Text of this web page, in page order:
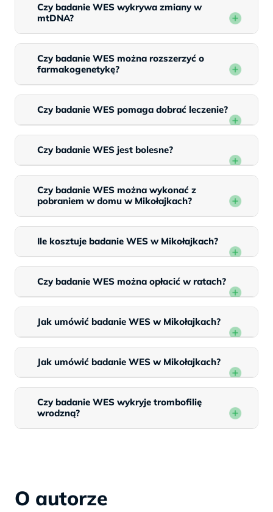
Czy badanie WES wykrywa zmiany w
mtDNA?
Czy badanie WES można rozszerzyć o
farmakogenetykę?
Czy badanie WES pomaga dobrać leczenie?
Czy badanie WES jest bolesne?
Czy badanie WES można wykonać z
pobraniem w domu w Mikołajkach?
Ile kosztuje badanie WES w Mikołajkach?
Czy badanie WES można opłacić w ratach?
Jak umówić badanie WES w Mikołajkach?
Jak umówić badanie WES w Mikołajkach?
Czy badanie WES wykryje trombofilię
wrodzną?
O autorze